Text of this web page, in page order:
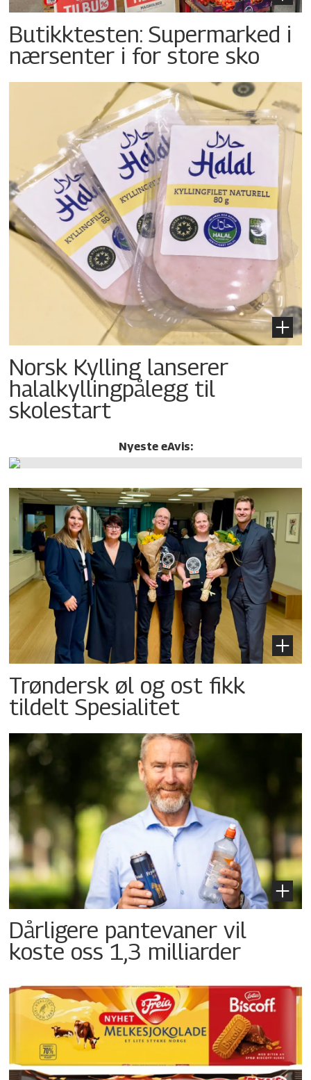
Butikktesten: Supermarked i
nærsenter i for store sko
Norsk Kylling lanserer
halalkylling­pålegg til
skolestart
Nyeste eAvis:
Trøndersk øl og ost fikk
tildelt Spesialitet
Dårligere pantevaner vil
koste oss 1,3 milliarder